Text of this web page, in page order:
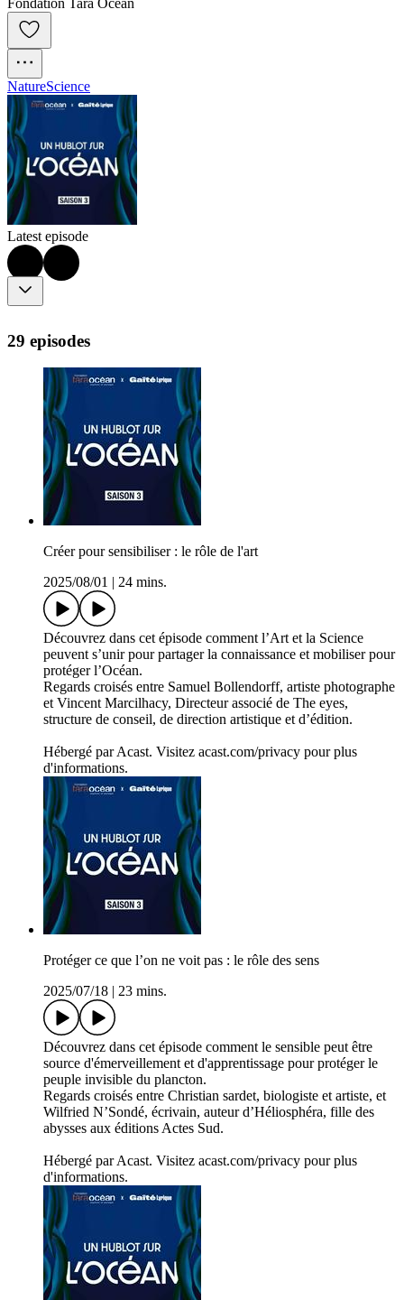
Fondation Tara Océan
NatureScience
Latest episode
29 episodes
Créer pour sensibiliser : le rôle de l'art
2025/08/01
24 mins.
Découvrez dans cet épisode comment l’Art et la Science
peuvent s’unir pour partager la connaissance et mobiliser pour
protéger l’Océan.
Regards croisés entre Samuel Bollendorff, artiste photographe
et Vincent Marcilhacy, Directeur associé de The eyes,
structure de conseil, de direction artistique et d’édition.
Hébergé par Acast. Visitez acast.com/privacy pour plus
d'informations.
Protéger ce que l’on ne voit pas : le rôle des sens
2025/07/18
23 mins.
Découvrez dans cet épisode comment le sensible peut être
source d'émerveillement et d'apprentissage pour protéger le
peuple invisible du plancton.
Regards croisés entre Christian sardet, biologiste et artiste, et
Wilfried N’Sondé, écrivain, auteur d’Héliosphéra, fille des
abysses aux éditions Actes Sud.
Hébergé par Acast. Visitez acast.com/privacy pour plus
d'informations.